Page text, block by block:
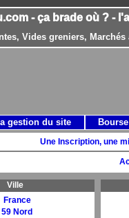
- ça brade où ? -
Vides greniers,
Une Inscription, une
Ville
France
59 Nord
gestion du site